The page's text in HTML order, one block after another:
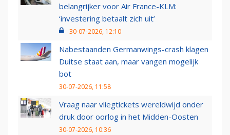
belangrijker voor Air France-KLM:
‘investering betaalt zich uit’
30-07-2026, 12:10
Nabestaanden Germanwings-crash klagen
Duitse staat aan, maar vangen mogelijk
bot
30-07-2026, 11:58
Vraag naar vliegtickets wereldwijd onder
druk door oorlog in het Midden-Oosten
30-07-2026, 10:36